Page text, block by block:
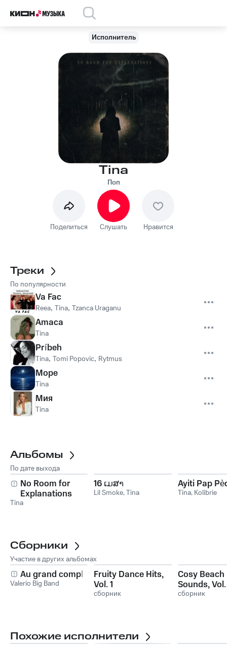
Исполнитель
Tina
Поп
Поделиться Слушать Нравится
Треки
По популярности
Va Fac
Reea, Tina, Tzanca Uraganu
Amaca
Tina
Príbeh
Tina, Tomi Popovic, Rytmus
Море
Tina
Мия
Tina
Альбомы
По дате выхода
No Room for
Explanations
Tina
16 ເມສາ
Lil Smoke,Tina
Ayiti Pap
Tina, Kolibrie
Сборники
Участие в других альбомах
Au grand complet
Valerio Big Band
Fruity Dance Hits,
Vol. 1
сборник
Cosy Beach
Sounds, Vol.
сборник
Похожие исполнители